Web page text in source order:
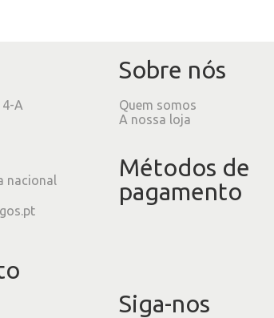
4-A
nacional
Sobre nós
Quem somos
A nossa loja
Métodos de
pagamento
Siga-nos